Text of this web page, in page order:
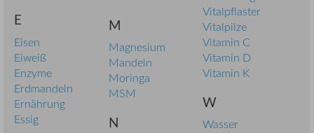
E
Eisen
Eiweiß
Enzyme
Erdmandeln
Ernährung
Essig
M
Magnesium
Mandeln
Moringa
MSM
N
Vitalpflaster
Vitalpilze
Vitamin C
Vitamin D
Vitamin K
W
Wasser